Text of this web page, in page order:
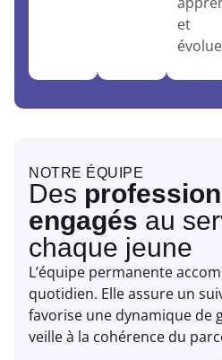
et
NOTRE ÉQUIPE
Des
engagés au
chaque jeune
L’équipe permanente
quotidien. Elle assure un
favorise une dynamique de
veille à la cohérence du